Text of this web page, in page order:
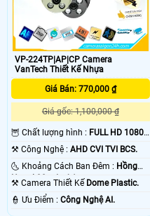
VP-224TP|AP|CP Camera
VanTech Thiết Kế Nhựa
Giá Bán: 770,000 ₫
Giá gốc: 1,100,000 ₫
🦉 Chất lượng hình : FULL HD 1080P
.
⚒ Công Nghệ : AHD CVI TVI BCS.
🌜 Khoảng Cách Ban Đêm : Hồng
Ngoại 30m Led Array.
⚒ Camera Thiết Kế Dome Plastic.
️👮 Ưu Điểm : Công Nghệ AI.